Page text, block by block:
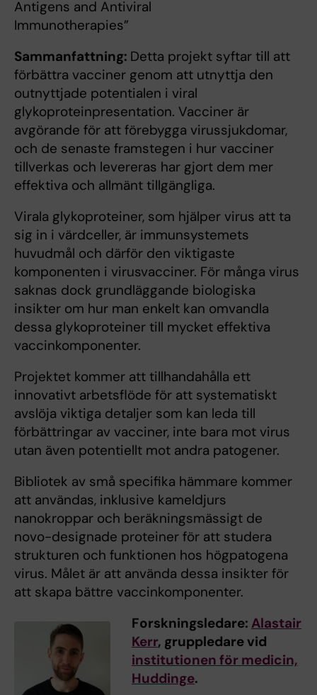
Antigens and Antiviral
Immunotherapies”
Sammanfattning: Detta projekt syftar till att
förbättra vacciner genom att utnyttja den
outnyttjade potentialen i viral
glykoproteinpresentation. Vacciner är
avgörande för att förebygga virussjukdomar,
och de senaste framstegen i hur vacciner
tillverkas och levereras har gjort dem mer
effektiva och allmänt tillgängliga.
Virala glykoproteiner, som hjälper virus att ta
sig in i värdceller, är immunsystemets
huvudmål och därför den viktigaste
komponenten i virusvacciner. För många virus
saknas dock grundläggande biologiska
insikter om hur man enkelt kan omvandla
dessa glykoproteiner till mycket effektiva
vaccinkomponenter.
Projektet kommer att tillhandahålla ett
innovativt arbetsflöde för att systematiskt
avslöja viktiga detaljer som kan leda till
förbättringar av vacciner, inte bara mot virus
utan även potentiellt mot andra patogener.
Bibliotek av små specifika hämmare kommer
att användas, inklusive kameldjurs
nanokroppar och beräkningsmässigt de
novo-designade proteiner för att studera
strukturen och funktionen hos högpatogena
virus. Målet är att använda dessa insikter för
att skapa bättre vaccinkomponenter.
Forskningsledare: Alastair
Kerr, gruppledare vid
institutionen för medicin,
Huddinge.